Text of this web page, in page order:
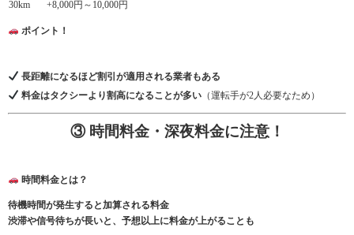
30km
+8,000円～10,000円
ポイント！
長距離になるほど割引が適用される業者もある
料金はタクシーより割高になることが多い（運転手が2人必要なため）
③ 時間料金・深夜料金に注意！
時間料金とは？
待機時間が発生すると加算される料金
渋滞や信号待ちが長いと、予想以上に料金が上がることも